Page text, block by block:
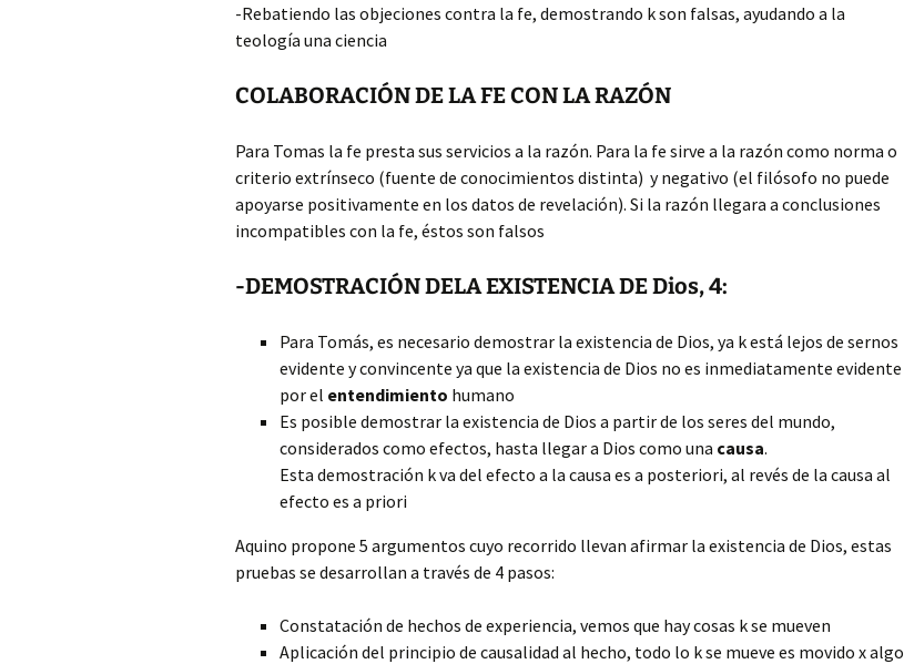
-Rebatiendo las objeciones contra la fe, demostrando k son falsas, ayudando a la
teología una ciencia
COLABORACIÓN DE LA FE CON LA RAZÓN
Para Tomas la fe presta sus servicios a la razón. Para la fe sirve a la razón como norma o
criterio extrínseco (fuente de conocimientos distinta) y negativo (el filósofo no puede
apoyarse positivamente en los datos de revelación). Si la razón llegara a conclusiones
incompatibles con la fe, éstos son falsos
-DEMOSTRACIÓN DELA EXISTENCIA DE Dios, 4:
Para Tomás, es necesario demostrar la existencia de Dios, ya k está lejos de sernos
evidente y convincente ya que la existencia de Dios no es inmediatamente evidente
por el entendimiento humano
Es posible demostrar la existencia de Dios a partir de los seres del mundo,
considerados como efectos, hasta llegar a Dios como una causa.
Esta demostración k va del efecto a la causa es a posteriori, al revés de la causa al
efecto es a priori
Aquino propone 5 argumentos cuyo recorrido llevan afirmar la existencia de Dios, estas
pruebas se desarrollan a través de 4 pasos:
Constatación de hechos de experiencia, vemos que hay cosas k se mueven
Aplicación del principio de causalidad al hecho, todo lo k se mueve es movido x algo